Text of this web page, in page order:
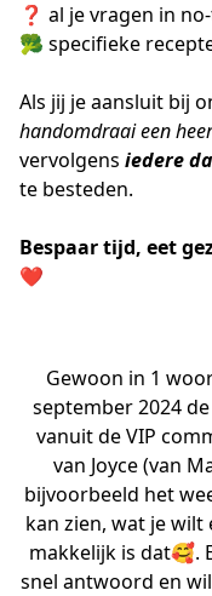
❓ al je vragen in
🥦 specifieke
Als jij je aansluit bij
handomdraai een
vervolgens iedere
te besteden.
Bespaar tijd, eet
❤
Gewoon in 1
september 2024
vanuit de VIP
van Joyce (van
bijvoorbeeld het
kan zien, wat je
makkelijk is dat🥰.
snel antwoord en